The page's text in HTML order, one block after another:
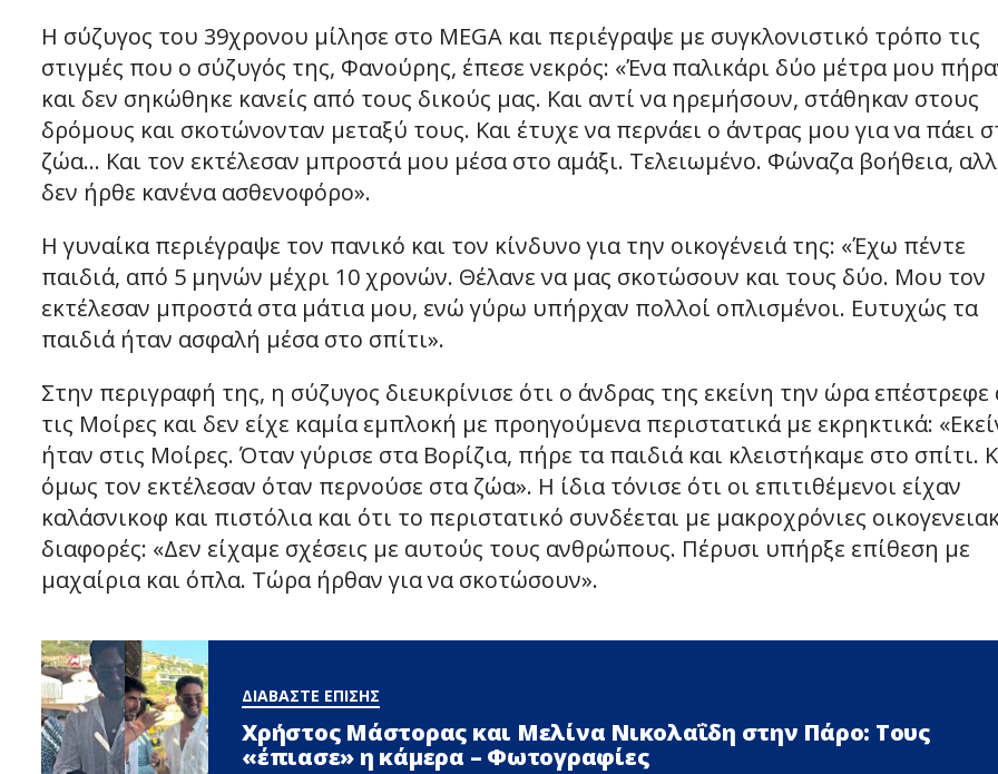
Η σύζυγος του 39χρονου μίλησε στο MEGA και περιέγραψε με συγκλονιστικό τρόπο τις
στιγμές που ο σύζυγός της, Φανούρης, έπεσε νεκρός: «Ένα παλικάρι δύο μέτρα μου
και δεν σηκώθηκε κανείς από τους δικούς μας. Και αντί να ηρεμήσουν, στάθηκαν στους
δρόμους και σκοτώνονταν μεταξύ τους. Και έτυχε να περνάει ο άντρας μου για να πάει
ζώα… Και τον εκτέλεσαν μπροστά μου μέσα στο αμάξι. Τελειωμένο. Φώναζα βοήθεια,
δεν ήρθε κανένα ασθενοφόρο».
Η γυναίκα περιέγραψε τον πανικό και τον κίνδυνο για την οικογένειά της: «Έχω πέντε
παιδιά, από 5 μηνών μέχρι 10 χρονών. Θέλανε να μας σκοτώσουν και τους δύο. Μου τον
εκτέλεσαν μπροστά στα μάτια μου, ενώ γύρω υπήρχαν πολλοί οπλισμένοι. Ευτυχώς τα
παιδιά ήταν ασφαλή μέσα στο σπίτι».
Στην περιγραφή της, η σύζυγος διευκρίνισε ότι ο άνδρας της εκείνη την ώρα
τις Μοίρες και δεν είχε καμία εμπλοκή με προηγούμενα περιστατικά με εκρηκτικά:
ήταν στις Μοίρες. Όταν γύρισε στα Βορίζια, πήρε τα παιδιά και κλειστήκαμε στο σπίτι.
όμως τον εκτέλεσαν όταν περνούσε στα ζώα». Η ίδια τόνισε ότι οι επιτιθέμενοι είχαν
καλάσνικοφ και πιστόλια και ότι το περιστατικό συνδέεται με μακροχρόνιες
διαφορές: «Δεν είχαμε σχέσεις με αυτούς τους ανθρώπους. Πέρυσι υπήρξε επίθεση με
μαχαίρια και όπλα. Τώρα ήρθαν για να σκοτώσουν».
ΔΙΑΒΑΣΤΕ ΕΠΙΣΗΣ
Χρήστος Μάστορας και Μελίνα Νικολαΐδη στην Πάρο: Τους
«έπιασε» η κάμερα – Φωτογραφίες